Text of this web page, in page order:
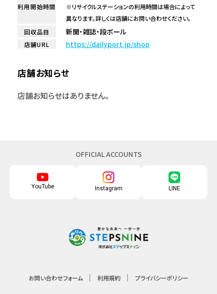
利用開始時間
※リサイクルステーションの利用時間は場合によって
異なります。詳しくは店舗にお問い合わせください。
回収品目
新聞・雑誌・段ボール
店舗URL https://dailyport.jp/shop
店舗お知らせ
店舗お知らせはありません。
OFFICIAL ACCOUNTS
YouTube Instagram LINE
お問い合わせフォーム 利用規約 プライバシーポリシー